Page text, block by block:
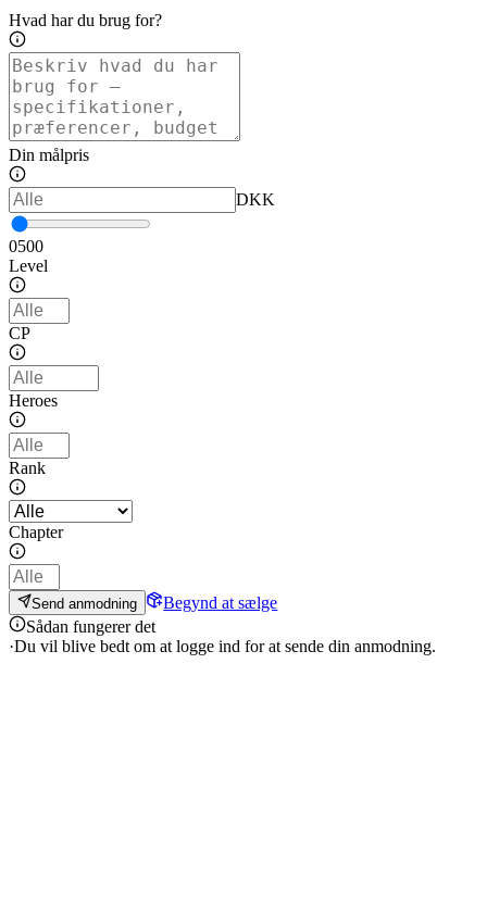
Hvad har du brug for?
Din målpris
DKK
0500
Level
CP
Heroes
Rank
Chapter
Send anmodning
Begynd at sælge
Sådan fungerer det
·Du vil blive bedt om at logge ind for at sende din anmodning.